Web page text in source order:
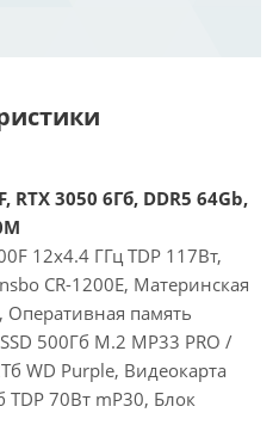
3050 6Гб, DDR5 64Gb,
12x4.4 ГГц TDP 117Вт,
CR-1200E, Материнская
Оперативная память
500Гб M.2 MP33 PRO /
WD Purple, Видеокарта
TDP 70Вт mP30, Блок